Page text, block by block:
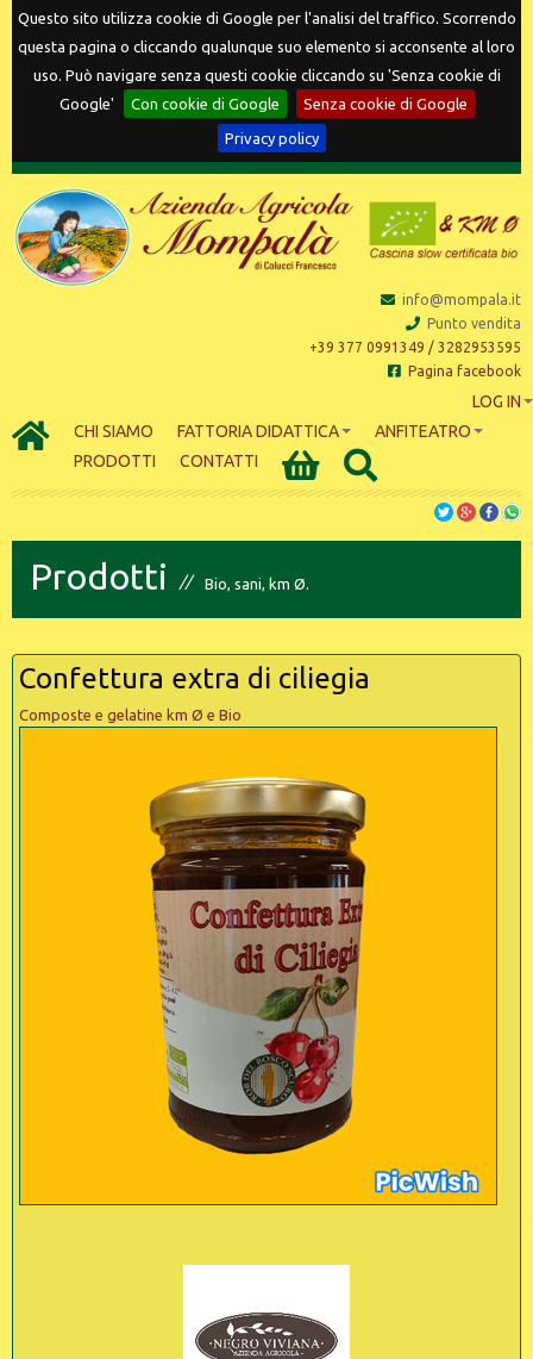
Questo sito utilizza cookie di Google per l'analisi del traffico. Scorrendo
questa pagina o cliccando qualunque suo elemento si acconsente al loro
uso. Può navigare senza questi cookie cliccando su 'Senza cookie di
Google'
Con cookie di Google Senza cookie di Google
Privacy policy
info@mompala.it
Punto vendita
+39 377 0991349 / 3282953595
Pagina facebook
LOG IN
CHI SIAMO
FATTORIA DIDATTICA
ANFITEATRO
PRODOTTI
CONTATTI
Prodotti Bio, sani, km Ø.
Confettura extra di ciliegia
Composte e gelatine km Ø e Bio